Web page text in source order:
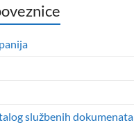
službenih dokumenata